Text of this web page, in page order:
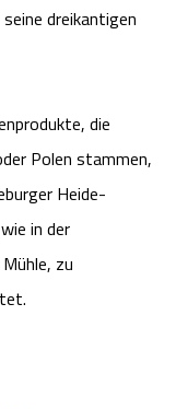
dreikantigen
die
Polen stammen,
Heide-
in der
zu